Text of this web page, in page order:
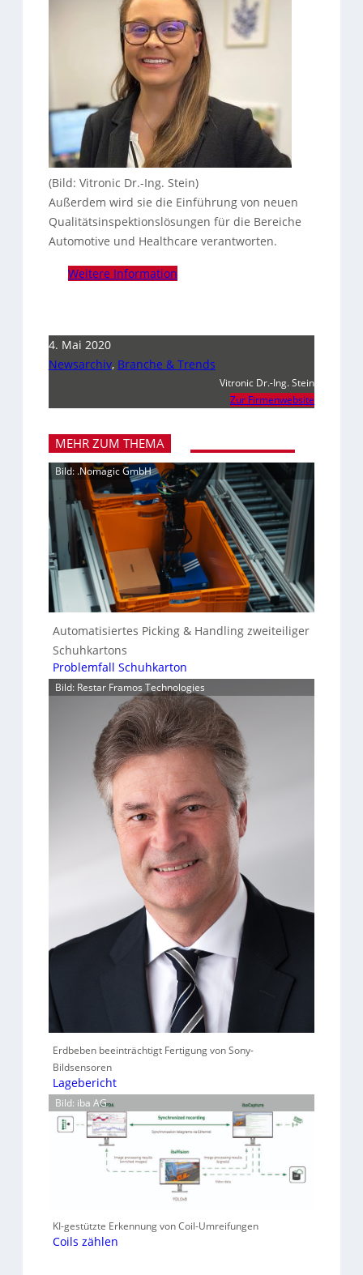
(Bild: Vitronic Dr.-Ing. Stein)
Außerdem wird sie die Einführung von neuen
Qualitätsinspektionslösungen für die Bereiche
Automotive und Healthcare verantworten.
Weitere Information
4. Mai 2020
Newsarchiv, Branche & Trends
Vitronic Dr.-Ing. Stein
Zur Firmenwebsite
MEHR ZUM THEMA
Bild: .Nomagic GmbH
Automatisiertes Picking & Handling zweiteiliger
Schuhkartons
Problemfall Schuhkarton
Bild: Restar Framos Technologies
Erdbeben beeinträchtigt Fertigung von Sony-
Bildsensoren
Lagebericht
Bild: iba AG
KI-gestützte Erkennung von Coil-Umreifungen
Coils zählen